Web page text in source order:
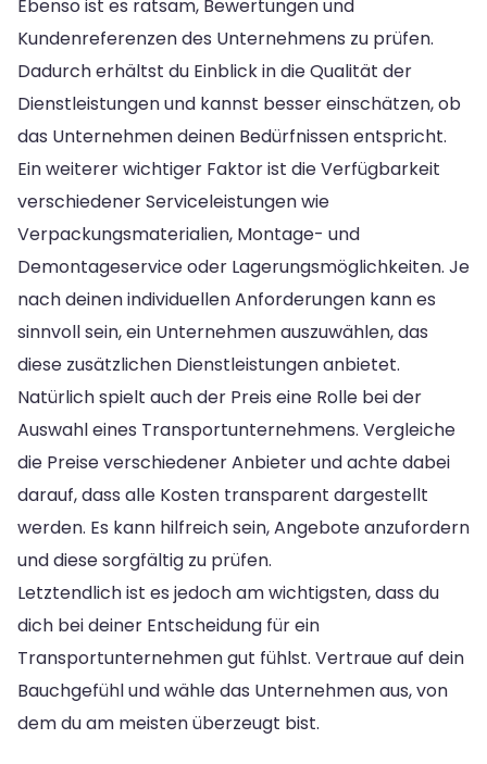
Ebenso ist es ratsam, Bewertungen und
Kundenreferenzen des Unternehmens zu prüfen.
Dadurch erhältst du Einblick in die Qualität der
Dienstleistungen und kannst besser einschätzen, ob
das Unternehmen deinen Bedürfnissen entspricht.
Ein weiterer wichtiger Faktor ist die Verfügbarkeit
verschiedener Serviceleistungen wie
Verpackungsmaterialien, Montage- und
Demontageservice oder Lagerungsmöglichkeiten. Je
nach deinen individuellen Anforderungen kann es
sinnvoll sein, ein Unternehmen auszuwählen, das
diese zusätzlichen Dienstleistungen anbietet.
Natürlich spielt auch der Preis eine Rolle bei der
Auswahl eines Transportunternehmens. Vergleiche
die Preise verschiedener Anbieter und achte dabei
darauf, dass alle Kosten transparent dargestellt
werden. Es kann hilfreich sein, Angebote anzufordern
und diese sorgfältig zu prüfen.
Letztendlich ist es jedoch am wichtigsten, dass du
dich bei deiner Entscheidung für ein
Transportunternehmen gut fühlst. Vertraue auf dein
Bauchgefühl und wähle das Unternehmen aus, von
dem du am meisten überzeugt bist.